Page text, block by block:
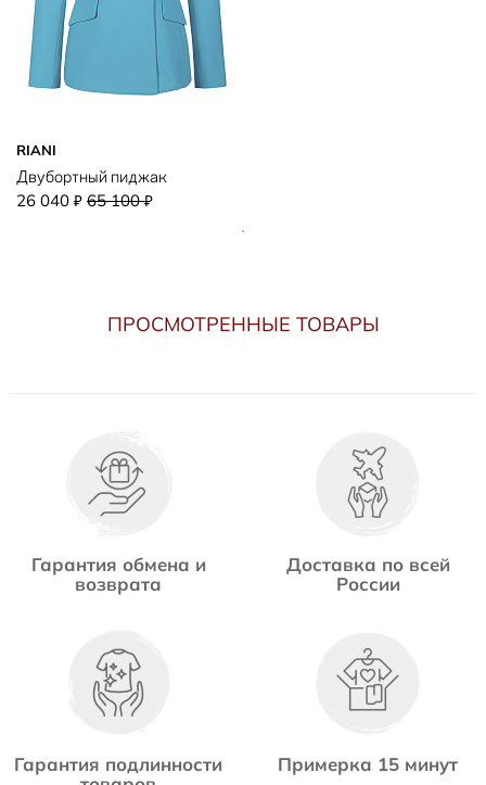
RIANI
Двубортный пиджак
26 040 ₽ 65 100₽
ПРОСМОТРЕННЫЕ ТОВАРЫ
Гарантия обмена и
возврата
Доставка по всей
России
Гарантия подлинности
Примерка 15 минут